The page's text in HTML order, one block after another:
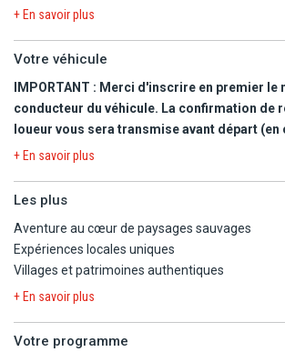
première immersion dans la douceur rurale de
randonnée, entre forêts d'altitude, monastères
porte d'entrée de la péninsule d'Akamas, où
les gorges et les eaux turquoises offrent un
ressourçant.
liberté de l'autotour et immersion nature pour
+ En savoir plus
Votre véhicule
IMPORTANT : Merci d'inscrire en premier le
conducteur du véhicule. La confirmation de
loueur vous sera transmise avant départ
votre carnet de voyages). Sur cette dernière
votre arrivée pour l'obtention de votre
loueur.
Dans le cadre de cet autotour, vous bénéficiez
véhicule de catégorie catégorie A (MDMR, 4
24h pris et remis à l'aéroport de Larnaca ou
+ En savoir plus
Les plus
Aventure au cœur de paysages sauvages
Expériences locales uniques
Villages et patrimoines authentiques
+ En savoir plus
Votre programme